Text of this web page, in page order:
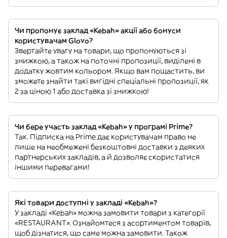
Чи пропонує заклад «Kebah» акції або бонуси
користувачам Glovo?
Звертайте увагу на товари, що пропонуються зі
знижкою, а також на поточні пропозиції, виділені в
додатку жовтим кольором. Якщо вам пощастить, ви
зможете знайти такі вигідні спеціальні пропозиції, як
2 за ціною 1 або доставка зі знижкою!
Чи бере участь заклад «Kebah» у програмі Prime?
Так. Підписка на Prime дає користувачам право не
лише на необмежені безкоштовні доставки з деяких
партнерських закладів, а й дозволяє скористатися
іншими перевагами!
Які товари доступні у закладі «Kebah»?
У закладі «Kebah» можна замовити товари з категорії
«RESTAURANT». Ознайомтеся з асортиментом товарів,
щоб дізнатися, що саме можна замовити. Також